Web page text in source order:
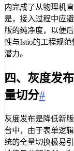
内完成了从物理机
是，接入过程中应
版的纯净度，以便
性与Istio的工程规
潜力。
四、灰度发
量切分#
灰度发布是降低新
台中，由于表单逻
统的全量切换极易